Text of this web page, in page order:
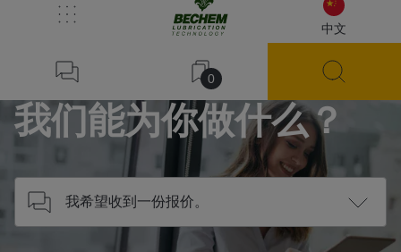
中文
0
联系我们
我们能为你做什么？